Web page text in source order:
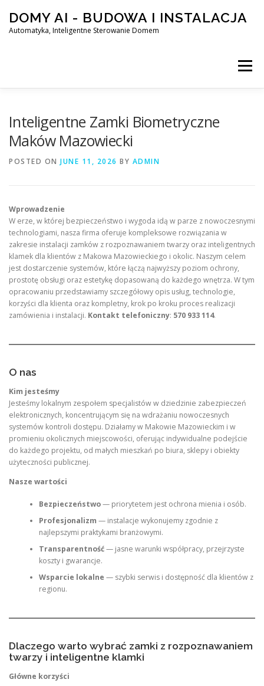
content
DOMY AI - BUDOWA I INSTALACJA
Automatyka, Inteligentne Sterowanie Domem
Menu
Inteligentne Zamki Biometryczne
Maków Mazowiecki
POSTED ON JUNE 11, 2026 BY ADMIN
Wprowadzenie
W erze, w której bezpieczeństwo i wygoda idą w parze z nowoczesnymi
technologiami, nasza firma oferuje kompleksowe rozwiązania w
zakresie instalacji zamków z rozpoznawaniem twarzy oraz inteligentnych
klamek dla klientów z Makowa Mazowieckiego i okolic. Naszym celem
jest dostarczenie systemów, które łączą najwyższy poziom ochrony,
prostotę obsługi oraz estetykę dopasowaną do każdego wnętrza. W tym
opracowaniu przedstawiamy szczegółowy opis usług, technologie,
korzyści dla klienta oraz kompletny, krok po kroku proces realizacji
zamówienia i instalacji. Kontakt telefoniczny: 570 933 114.
O nas
Kim jesteśmy
Jesteśmy lokalnym zespołem specjalistów w dziedzinie zabezpieczeń
elektronicznych, koncentrującym się na wdrażaniu nowoczesnych
systemów kontroli dostępu. Działamy w Makowie Mazowieckim i w
promieniu okolicznych miejscowości, oferując indywidualne podejście
do każdego projektu, od małych mieszkań po biura, sklepy i obiekty
użyteczności publicznej.
Nasze wartości
Bezpieczeństwo— priorytetem jest ochrona mienia i osób.
Profesjonalizm — instalacje wykonujemy zgodnie z
najlepszymi praktykami branżowymi.
Transparentność— jasne warunki współpracy, przejrzyste
koszty i gwarancje.
Wsparcie lokalne — szybki serwis i dostępność dla klientów z
regionu.
Dlaczego warto wybrać zamki z rozpoznawaniem
twarzy i inteligentne klamki
Główne korzyści